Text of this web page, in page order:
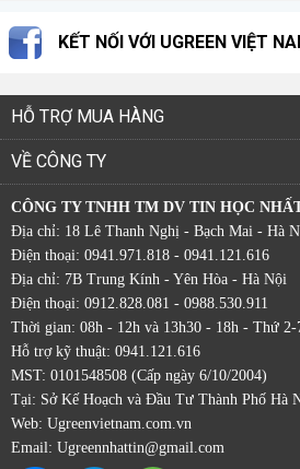
KẾT NỐI VỚI UGREEN VIỆT
HỖ TRỢ MUA HÀNG
VỀ CÔNG TY
CÔNG TY TNHH TM DV TIN HỌC
Địa chỉ: 18 Lê Thanh Nghị - Bạch Mai - Hà
Điện thoại: 0941.971.818 - 0941.121.616
Địa chỉ: 7B Trung Kính - Yên Hòa - Hà Nội
Điện thoại: 0912.828.081 - 0988.530.911
Thời gian: 08h - 12h và 13h30 - 18h - Thứ 2-
Hỗ trợ kỹ thuật: 0941.121.616
MST: 0101548508 (Cấp ngày 6/10/2004)
Tại: Sở Kế Hoạch và Đầu Tư Thành Phố Hà
Web: Ugreenvietnam.com.vn
Email: Ugreennhattin@gmail.com